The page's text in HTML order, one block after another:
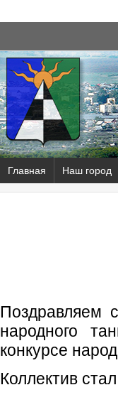
Главная Наш город
Поздравляем
народного
конкурсе
Коллектив